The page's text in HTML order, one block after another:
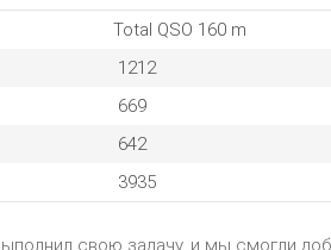
Total QSO 160 m
1212
669
642
3935
свою задачу, и мы смогли